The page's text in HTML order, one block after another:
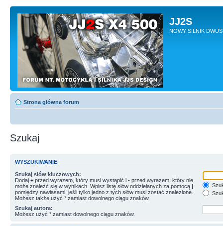
JJ2S
NOWY SILNIK
Strona główna forum
Szukaj
WYSZUKIWANIE
Szukaj słów kluczowych:
Dodaj + przed wyrazem, który musi wystąpić i - przed wyrazem, który nie
może znaleźć się w wynikach. Wpisz listę słów oddzielanych za pomocą |
pomiędzy nawiasami, jeśli tylko jedno z tych słów musi zostać znalezione.
Możesz także użyć * zamiast dowolnego ciągu znaków.
Szukaj autora:
Możesz użyć * zamiast dowolnego ciągu znaków.